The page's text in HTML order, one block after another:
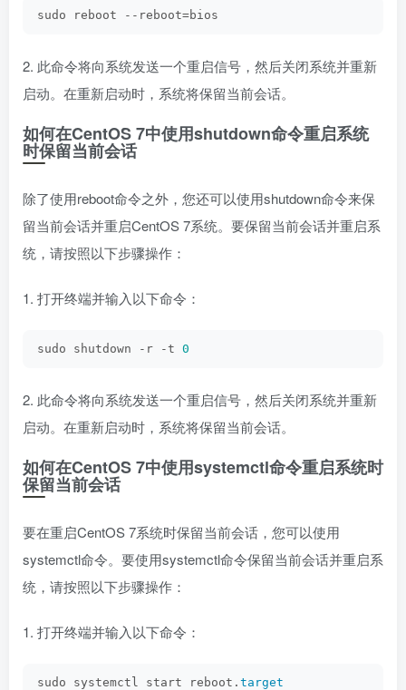
sudo reboot --reboot=bios
2. 此命令将向系统发送一个重启信号，然后关闭系统并重新
启动。在重新启动时，系统将保留当前会话。
如何在CentOS 7中使用shutdown命令重启系统
时保留当前会话
除了使用reboot命令之外，您还可以使用shutdown命令来保
留当前会话并重启CentOS 7系统。要保留当前会话并重启系
统，请按照以下步骤操作：
1. 打开终端并输入以下命令：
sudo shutdown -r -t 0
2. 此命令将向系统发送一个重启信号，然后关闭系统并重新
启动。在重新启动时，系统将保留当前会话。
如何在CentOS 7中使用systemctl命令重启系统时
保留当前会话
要在重启CentOS 7系统时保留当前会话，您可以使用
systemctl命令。要使用systemctl命令保留当前会话并重启系
统，请按照以下步骤操作：
1. 打开终端并输入以下命令：
sudo systemctl start reboot. target